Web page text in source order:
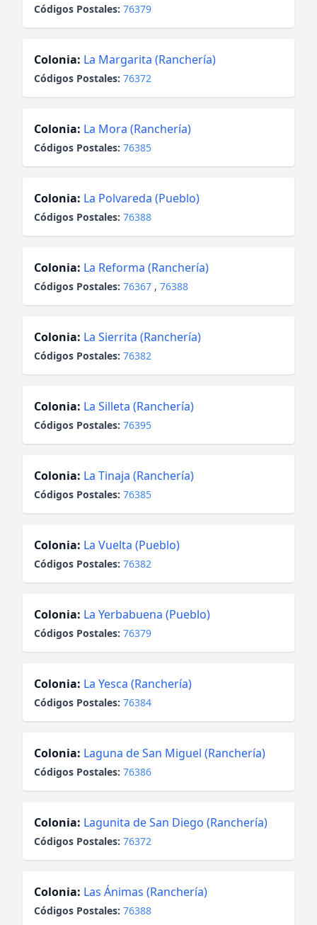
Códigos Postales: 76379
Colonia: La Margarita (Ranchería)
Códigos Postales: 76372
Colonia: La Mora (Ranchería)
Códigos Postales: 76385
Colonia: La Polvareda (Pueblo)
Códigos Postales: 76388
Colonia: La Reforma (Ranchería)
Códigos Postales: 76367 , 76388
Colonia: La Sierrita (Ranchería)
Códigos Postales: 76382
Colonia: La Silleta (Ranchería)
Códigos Postales: 76395
Colonia: La Tinaja (Ranchería)
Códigos Postales: 76385
Colonia: La Vuelta (Pueblo)
Códigos Postales: 76382
Colonia: La Yerbabuena (Pueblo)
Códigos Postales: 76379
Colonia: La Yesca (Ranchería)
Códigos Postales: 76384
Colonia: Laguna de San Miguel (Ranchería)
Códigos Postales: 76386
Colonia: Lagunita de San Diego (Ranchería)
Códigos Postales: 76372
Colonia: Las Ánimas (Ranchería)
Códigos Postales: 76388